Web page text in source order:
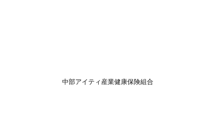
中部アイティ産業健康保険組合